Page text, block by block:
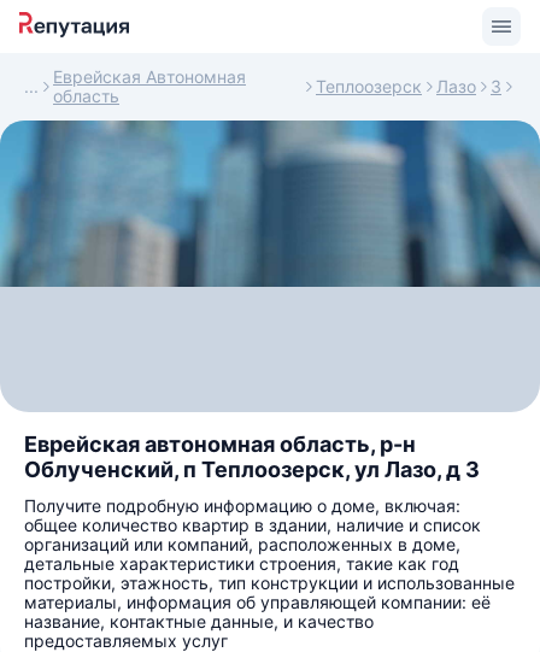
Еврейская Автономная
область
Теплоозерск Лазо 3
Еврейская автономная область, р-н
Облученский, п Теплоозерск, ул Лазо, д 3
Получите подробную информацию о доме, включая:
общее количество квартир в здании, наличие и список
организаций или компаний, расположенных в доме,
детальные характеристики строения, такие как год
постройки, этажность, тип конструкции и использованные
материалы, информация об управляющей компании: её
название, контактные данные, и качество
предоставляемых услуг